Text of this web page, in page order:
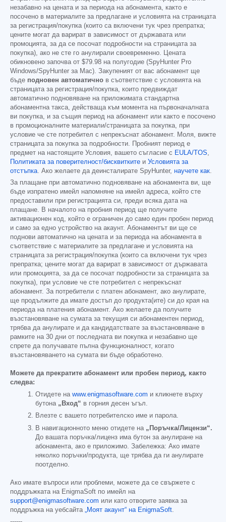
незабавно на цената и за периода на абонамента, както е
посочено в материалите за предлагане и условията на страницата
за регистрация/покупка (които са включени тук чрез препратка;
цените могат да варират в зависимост от държавата или
промоцията, за да се посочат подробности на страницата за
покупка), ако не сте го анулирали своевременно. Цената
обикновено започва от $79.98 на полугодие (SpyHunter Pro
Windows/SpyHunter за Mac). Закупеният от вас абонамент ще
бъде подновен автоматично в съответствие с условията на
страницата за регистрация/покупка, които предвиждат
автоматично подновяване на приложимата стандартна
абонаментна такса, действаща към момента на първоначалната
ви покупка, и за същия период на абонамент или както е посочено
в промоционалните материали/страницата за покупка, при
условие че сте потребител с непрекъснат абонамент. Моля, вижте
страницата за покупка за подробности. Пробният период е
предмет на настоящите Условия, вашето съгласие с EULA/TOS,
Политиката за поверителност/бисквитките и Условията за
отстъпка. Ако желаете да деинсталирате SpyHunter, научете как.
За плащане при автоматично подновяване на абонамента ви, ще
бъде изпратено имейл напомняне на имейл адреса, който сте
предоставили при регистрацията си, преди всяка дата на
плащане. В началото на пробния период ще получите
активационен код, който е ограничен до само един пробен период
и само за едно устройство на акаунт. Абонаментът ви ще се
поднови автоматично на цената и за периода на абонамента в
съответствие с материалите за предлагане и условията на
страницата за регистрация/покупка (които са включени тук чрез
препратка; цените могат да варират в зависимост от държавата
или промоцията, за да се посочат подробности за страницата за
покупка), при условие че сте потребител с непрекъснат
абонамент. За потребители с платен абонамент, ако анулирате,
ще продължите да имате достъп до продукта(ите) си до края на
периода на платения абонамент. Ако желаете да получите
възстановяване на сумата за текущия си абонаментен период,
трябва да анулирате и да кандидатствате за възстановяване в
рамките на 30 дни от последната ви покупка и незабавно ще
спрете да получавате пълна функционалност, когато
възстановяването на сумата ви бъде обработено.
Можете да прекратите абонамент или пробен период, както
следва:
Отидете на www.enigmasoftware.com и кликнете върху
бутона „Вход“ в горния десен ъгъл.
Влезте с вашето потребителско име и парола.
В навигационното меню отидете на „Поръчка/Лицензи“.
До вашата поръчка/лиценз има бутон за анулиране на
абонамента, ако е приложимо. Забележка: Ако имате
няколко поръчки/продукта, ще трябва да ги анулирате
поотделно.
Ако имате въпроси или проблеми, можете да се свържете с
поддръжката на EnigmaSoft по имейл на
support@enigmasoftware.com или като отворите заявка за
поддръжка на уебсайта
„Моят акаунт“ на EnigmaSoft